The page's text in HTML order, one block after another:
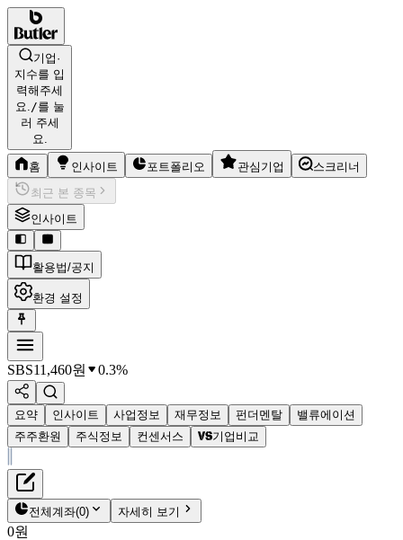
기업·
지수를 입
력해주세
요./를 눌
러 주세
요.
홈 인사이트 포트폴리오 관심기업
스크리너
최근 본 종목
인사이트
활용법/공지
환경 설정
SBS11,460원 0.3%
요약 인사이트 사업정보 재무정보 펀더멘탈
밸류에이션
주주환원
주식정보 컨센서스 기업비교
SBS
재무정보
펀더멘탈
밸류에이션
전체계좌(0) 자세히 보기
0원